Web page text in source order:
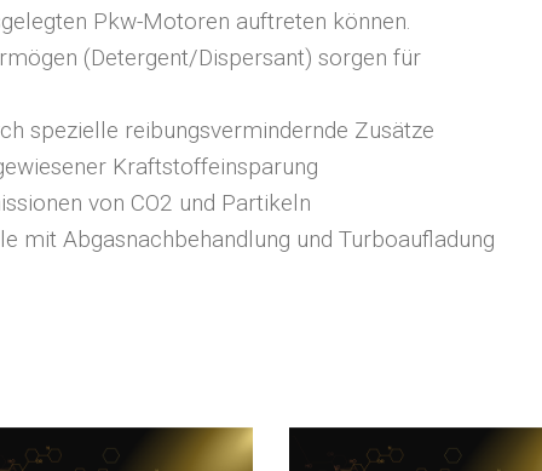
Pkw-Motoren auftreten können.
(Detergent/Dispersant) sorgen für
spezielle reibungsvermindernde Zusätze
Kraftstoffeinsparung
von CO2 und Partikeln
mit Abgasnachbehandlung und Turboaufladung